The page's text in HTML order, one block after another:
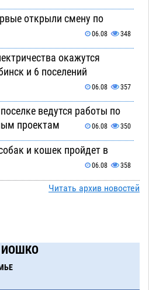
открыли смену по
06.08 348
окажутся
и 6 поселений
06.08 357
ведутся работы по
проектам
06.08 350
и кошек пройдет в
06.08 358
вытащили из Волги на
не верить, что их
пустыни поместили
Читать архив новостей
ИОШКО